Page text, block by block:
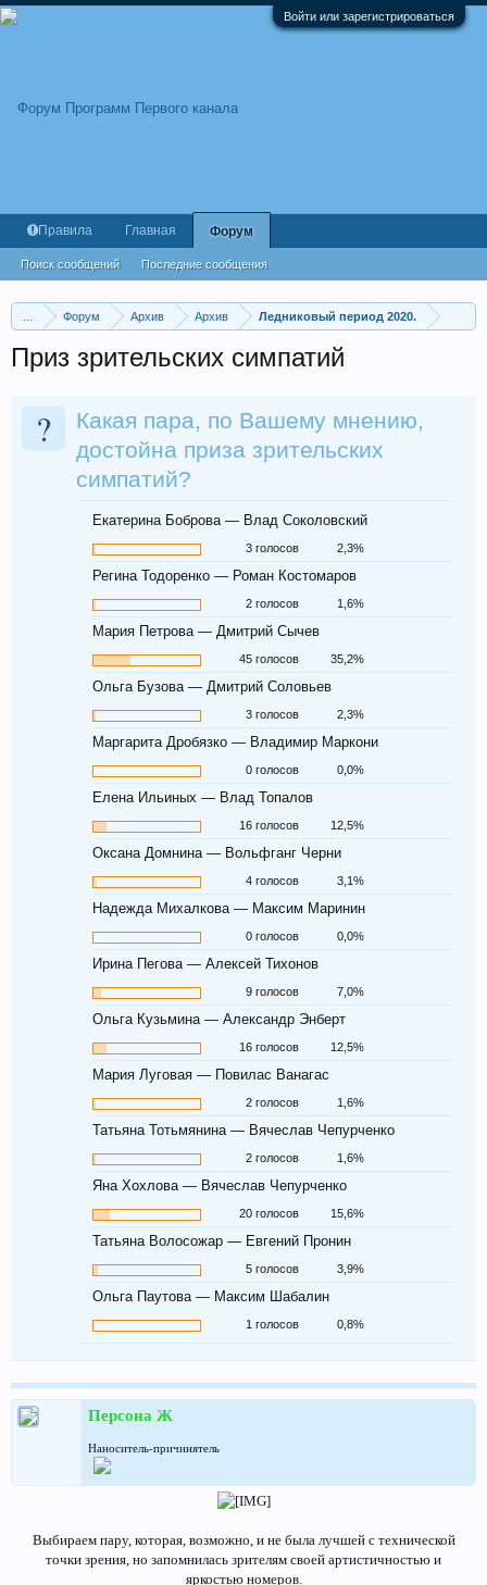
Войти или зарегистрироваться
Форум Архив Архив Ледниковый период 2020.
Приз зрительских симпатий
?
Какая пара, по Вашему мнению,
достойна приза зрительских
симпатий?
Екатерина Боброва — Влад Соколовский
3 голосов 2,3%
Регина Тодоренко — Роман Костомаров
2 голосов 1,6%
Мария Петрова — Дмитрий Сычев
45 голосов 35,2%
Ольга Бузова — Дмитрий Соловьев
3 голосов 2,3%
Маргарита Дробязко — Владимир Маркони
0 голосов 0,0%
Елена Ильиных — Влад Топалов
16 голосов 12,5%
Оксана Домнина — Вольфганг Черни
4 голосов 3,1%
Надежда Михалкова — Максим Маринин
0 голосов 0,0%
Ирина Пегова — Алексей Тихонов
9 голосов 7,0%
Ольга Кузьмина — Александр Энберт
16 голосов 12,5%
Мария Луговая — Повилас Ванагас
2 голосов 1,6%
Татьяна Тотьмянина — Вячеслав Чепурченко
2 голосов 1,6%
Яна Хохлова — Вячеслав Чепурченко
20 голосов 15,6%
Татьяна Волосожар — Евгений Пронин
5 голосов 3,9%
Ольга Паутова — Максим Шабалин
1 голосов 0,8%
Персона Ж
Наноситель-причинятель
Выбираем пару, которая, возможно, и не была лучшей с технической
точки зрения, но запомнилась зрителям своей артистичностью и
яркостью номеров.​
Правила Главная Форум
Поиск сообщений Последние сообщения